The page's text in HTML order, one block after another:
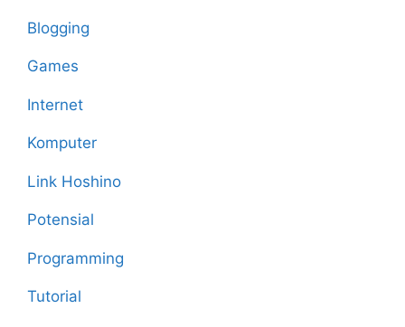
Blogging
Games
Internet
Komputer
Link Hoshino
Potensial
Programming
Tutorial